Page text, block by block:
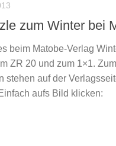
zum Winter bei
beim Matobe-Verlag
ZR 20 und zum 1×1. Zum
stehen auf der
aufs Bild klicken: